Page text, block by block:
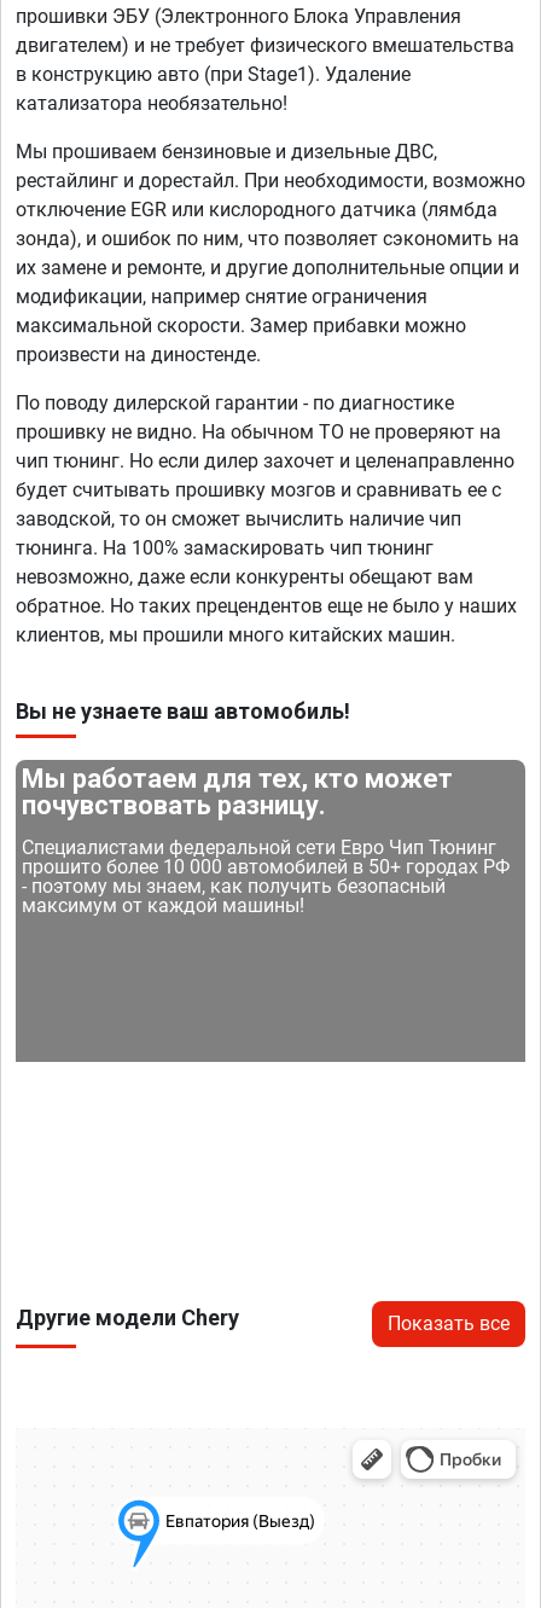
прошивки ЭБУ (Электронного Блока Управления
двигателем) и не требует физического вмешательства
в конструкцию авто (при Stage1). Удаление
катализатора необязательно!
Мы прошиваем бензиновые и дизельные ДВС,
рестайлинг и дорестайл. При необходимости, возможно
отключение EGR или кислородного датчика (лямбда
зонда), и ошибок по ним, что позволяет сэкономить на
их замене и ремонте, и другие дополнительные опции и
модификации, например снятие ограничения
максимальной скорости. Замер прибавки можно
произвести на диностенде.
По поводу дилерской гарантии - по диагностике
прошивку не видно. На обычном ТО не проверяют на
чип тюнинг. Но если дилер захочет и целенаправленно
будет считывать прошивку мозгов и сравнивать ее с
заводской, то он сможет вычислить наличие чип
тюнинга. На 100% замаскировать чип тюнинг
невозможно, даже если конкуренты обещают вам
обратное. Но таких прецендентов еще не было у наших
клиентов, мы прошили много китайских машин.
Вы не узнаете ваш автомобиль!
Мы работаем для тех, кто может
почувствовать разницу.
Специалистами федеральной сети Евро Чип Тюнинг
прошито более 10 000 автомобилей в 50+ городах РФ
- поэтому мы знаем, как получить безопасный
максимум от каждой машины!
Другие модели Chery Показать все